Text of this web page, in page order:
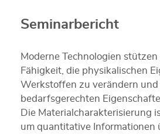
Seminarbericht
Moderne Technologien
Fähigkeit, die physikalischen
Werkstoffen zu verändern
bedarfsgerechten
Die Materialcharakterisierung
um quantitative Informationen